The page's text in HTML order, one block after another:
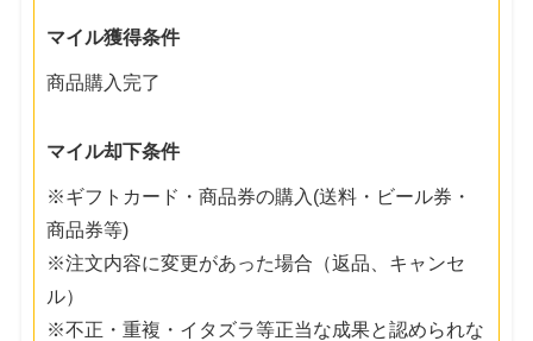
マイル獲得条件
商品購入完了
マイル却下条件
※ギフトカード・商品券の購入(送料・ビール券・
商品券等)
※注文内容に変更があった場合（返品、キャンセ
ル）
※不正・重複・イタズラ等正当な成果と認められな